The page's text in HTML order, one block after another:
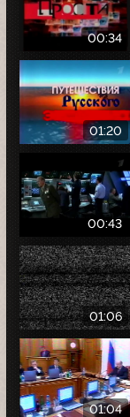
00:34
01:20
00:43
01:06
01:04